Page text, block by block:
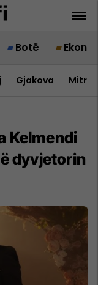
Botë
Gjakova
Kelmendi
dyvjetorin